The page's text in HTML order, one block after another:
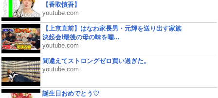
【香取慎吾】
youtube.com
【上京直前】はなわ家長男・元輝を送り出す家族
決起会!最後の母の味を噛...
youtube.com
間違えてストロングゼロ買い過ぎた。
youtube.com
誕生日おめでとう♡